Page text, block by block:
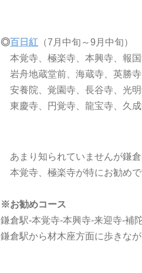
◎百日紅（7月中旬～9月中旬）
本覚寺、極楽寺、本興寺、報
岩舟地蔵堂前、海蔵寺、英勝
安養院、覚園寺、長谷寺、光
東慶寺、円覚寺、龍宝寺、久成
あまり知られていませんが鎌倉
本覚寺、極楽寺が特にお勧めで
※お勧めコース
鎌倉駅-本覚寺-本興寺-来迎寺-補
鎌倉駅から材木座方面に歩きな